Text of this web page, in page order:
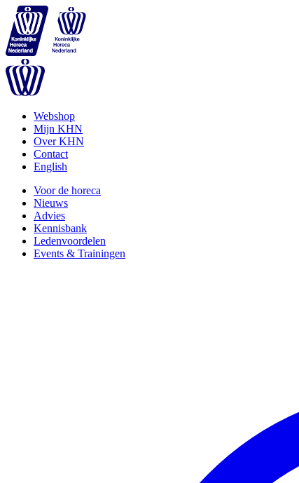
Webshop
Mijn KHN
Over KHN
Contact
English
Voor de horeca
Nieuws
Advies
Kennisbank
Ledenvoordelen
Events & Trainingen